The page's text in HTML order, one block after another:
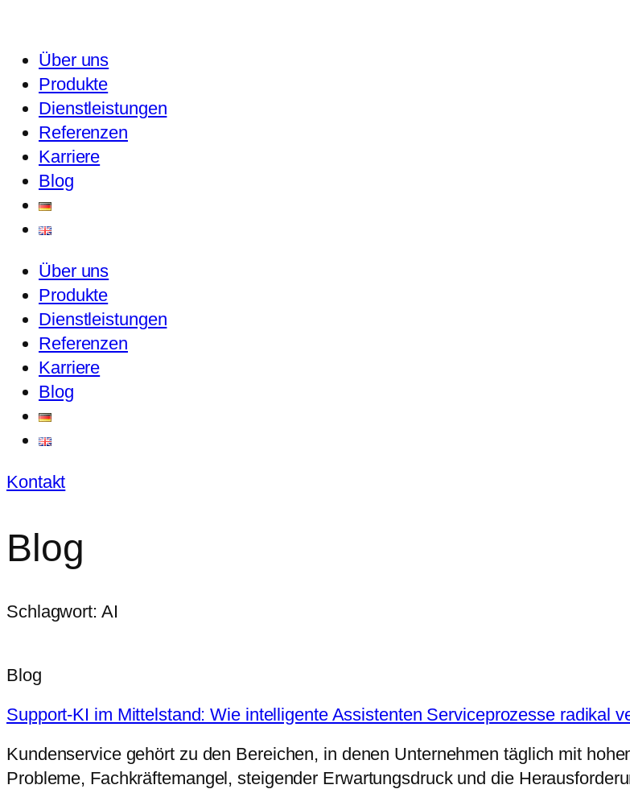
Über uns
Produkte
Dienstleistungen
Referenzen
Karriere
Blog
Über uns
Produkte
Dienstleistungen
Referenzen
Karriere
Blog
Kontakt
Blog
Schlagwort: AI
Blog
Support-KI im Mittelstand: Wie intelligente Assistenten Serviceprozesse radikal
Kundenservice gehört zu den Bereichen, in denen Unternehmen täglich mit
Probleme, Fachkräftemangel, steigender Erwartungsdruck und die